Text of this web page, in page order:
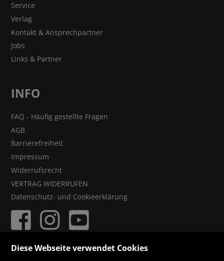
Service
Verlag
Kontakt & Ansprechpartner
Jobs
Links & Partner
INFO
FAQ - Häufig gestellte Fragen
AGB
Barrierefreiheit
Impressum
Widerrufsrecht
VERTRAG WIDERRUFEN
Datenschutz- und Cookieerklärung
Diese Webseite verwendet Cookies